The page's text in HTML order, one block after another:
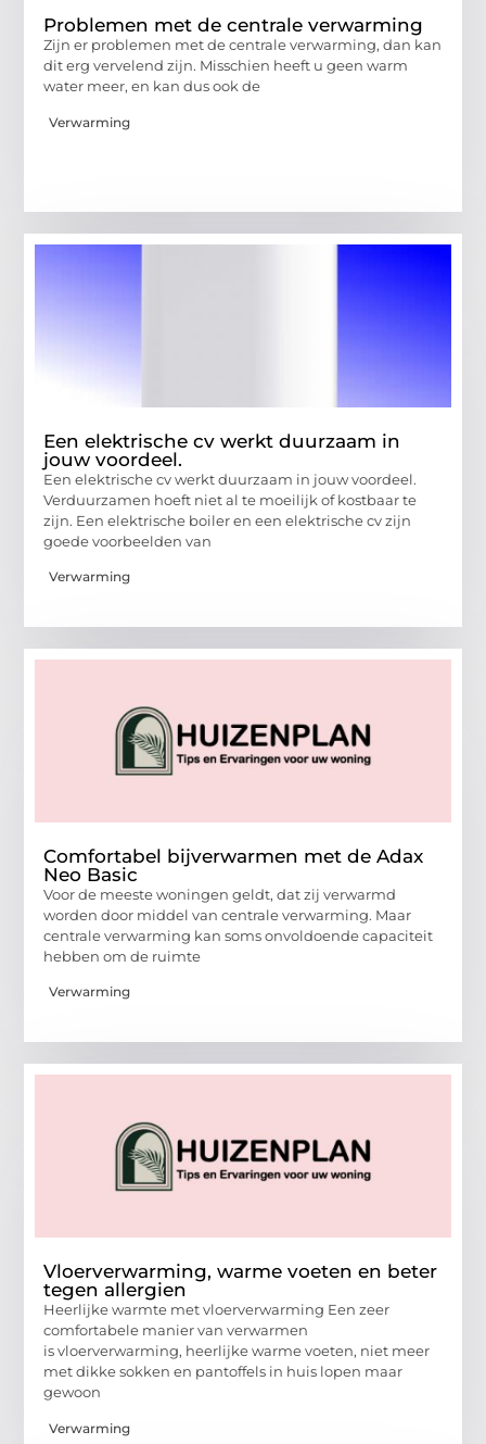
Problemen met de centrale verwarming
Zijn er problemen met de centrale verwarming, dan kan
dit erg vervelend zijn. Misschien heeft u geen warm
water meer, en kan dus ook de
Verwarming
Een elektrische cv werkt duurzaam in
jouw voordeel.
Een elektrische cv werkt duurzaam in jouw voordeel.
Verduurzamen hoeft niet al te moeilijk of kostbaar te
zijn. Een elektrische boiler en een elektrische cv zijn
goede voorbeelden van
Verwarming
Comfortabel bijverwarmen met de Adax
Neo Basic
Voor de meeste woningen geldt, dat zij verwarmd
worden door middel van centrale verwarming. Maar
centrale verwarming kan soms onvoldoende capaciteit
hebben om de ruimte
Verwarming
Vloerverwarming, warme voeten en beter
tegen allergien
Heerlijke warmte met vloerverwarming Een zeer
comfortabele manier van verwarmen
is vloerverwarming, heerlijke warme voeten, niet meer
met dikke sokken en pantoffels in huis lopen maar
gewoon
Verwarming